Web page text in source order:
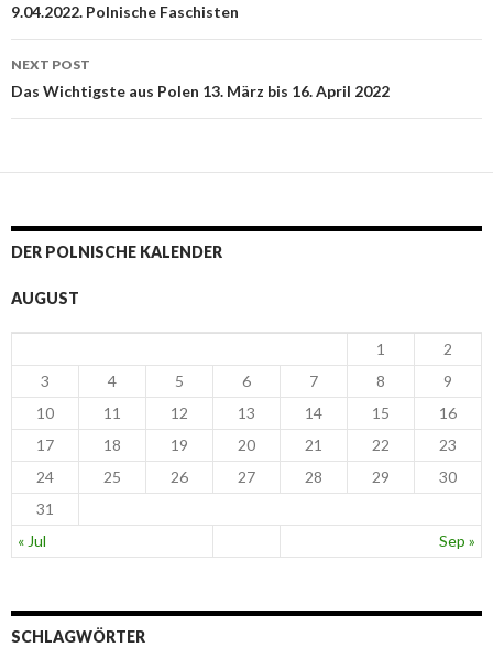
Post navigation
9.04.2022. Polnische Faschisten
NEXT POST
Das Wichtigste aus Polen 13. März bis 16. April 2022
DER POLNISCHE KALENDER
AUGUST
« Jul Sep »
1
2
3
4 5 6 7 8
9
10
11 12 13 14 15
16
17
18 19 20 21 22
23
24
25 26 27 28 29
30
31
SCHLAGWÖRTER